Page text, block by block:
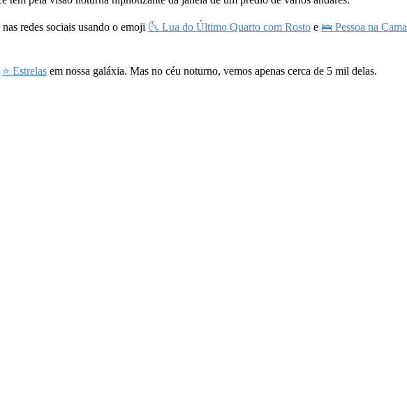
redes sociais usando o emoji 🌜 Lua do Último Quarto com Rosto e 🛌 Pessoa na Cama
⭐ Estrelas em nossa galáxia. Mas no céu noturno, vemos apenas cerca de 5 mil delas.